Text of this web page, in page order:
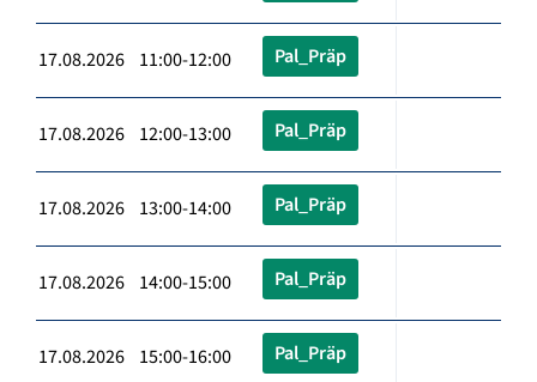
17.08.2026 11:00-12:00 Pal_Präp
17.08.2026 12:00-13:00 Pal_Präp
17.08.2026 13:00-14:00 Pal_Präp
17.08.2026 14:00-15:00 Pal_Präp
17.08.2026 15:00-16:00 Pal_Präp